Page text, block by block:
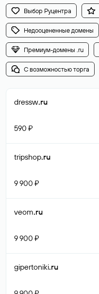
Выбор Руцентра
Недооцененные домены
Премиум-домены .ru
С возможностью торга
dressw.ru
590 ₽
tripshop.ru
9 900 ₽
veom.ru
9 900 ₽
gipertoniki.ru